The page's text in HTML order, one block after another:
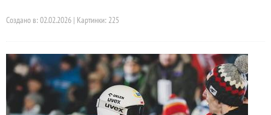
Создано в: 02.02.2026 | Картинки: 225